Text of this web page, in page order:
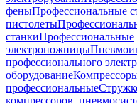
феныПрофессиональные
пистолеты
станкиПрофессиональные
электроножницы
профессионального
оборудование
профессиональные
компрессоров,